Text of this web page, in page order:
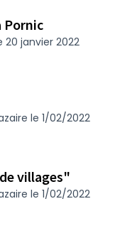
Pornic
20 janvier 2022
le 1/02/2022
villages"
le 1/02/2022